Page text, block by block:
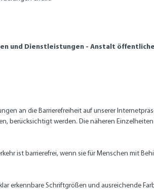
und Dienstleistungen - Anstalt
an die Barrierefreiheit auf unserer
berücksichtigt werden. Die näheren
ist barrierefrei, wenn sie für Menschen mit
erkennbare Schriftgrößen und ausreichende